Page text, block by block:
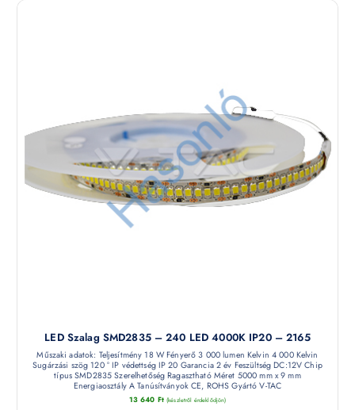
LED Szalag SMD2835 – 240 LED 4000K IP20 – 2165
Műszaki adatok: Teljesítmény 18 W Fényerő 3 000 lumen Kelvin 4 000 Kelvin
Sugárzási szög 120 ° IP védettség IP 20 Garancia 2 év Feszültség DC:12V Chip
típus SMD2835 Szerelhetőség Ragasztható Méret 5000 mm x 9 mm
Energiaosztály A Tanúsítványok CE, ROHS Gyártó V-TAC
13 640 Ft (készletről érdeklődjön)